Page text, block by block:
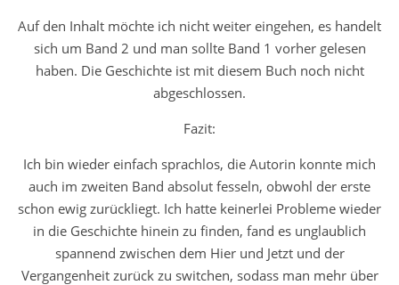
Auf den Inhalt möchte ich nicht weiter eingehen, es handelt
sich um Band 2 und man sollte Band 1 vorher gelesen
haben. Die Geschichte ist mit diesem Buch noch nicht
abgeschlossen.
Fazit:
Ich bin wieder einfach sprachlos, die Autorin konnte mich
auch im zweiten Band absolut fesseln, obwohl der erste
schon ewig zurückliegt. Ich hatte keinerlei Probleme wieder
in die Geschichte hinein zu finden, fand es unglaublich
spannend zwischen dem Hier und Jetzt und der
Vergangenheit zurück zu switchen, sodass man mehr über